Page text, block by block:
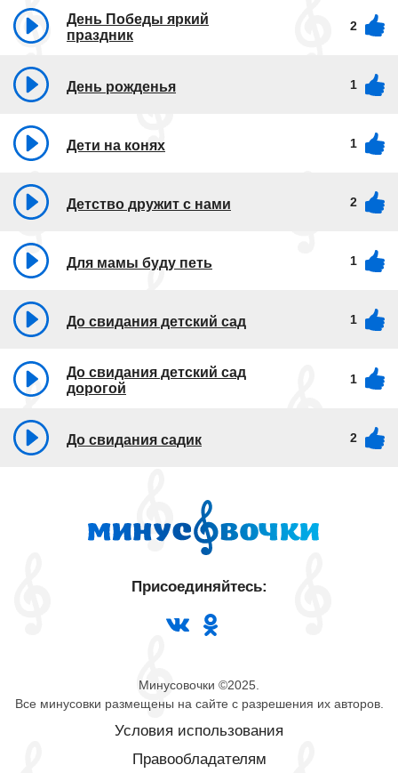
День Победы яркий
праздник
2
День рожденья 1
Дети на конях 1
Детство дружит с нами 2
Для мамы буду петь 1
До свидания детский сад 1
До свидания детский сад
дорогой
1
До свидания садик 2
Минусовочки ©2025.
Все минусовки размещены на сайте с разрешения их авторов.
Условия использования
Правообладателям
Присоединяйтесь: